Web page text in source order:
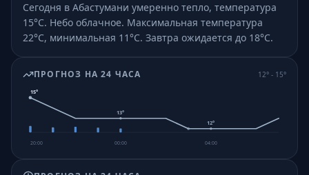
Сегодня в Абастумани умеренно тепло, температура
15°C. Небо облачное. Максимальная температура
22°C, минимальная 11°C. Завтра ожидается до 18°C.
ПРОГНОЗ НА 24 ЧАСА 12° - 15°
15°
20:00
13°
00:00
12°
04:00